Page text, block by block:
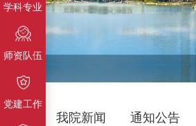
学科专业
师资队伍
党建工作
我院新闻 通知公告